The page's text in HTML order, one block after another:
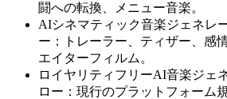
闘への転換、メニュー音楽。
AIシネマティック音楽ジェネレ
ー：トレーラー、ティザー、感
エイターフィルム。
ロイヤリティフリーAI音楽ジェ
ロー：現行のプラットフォーム